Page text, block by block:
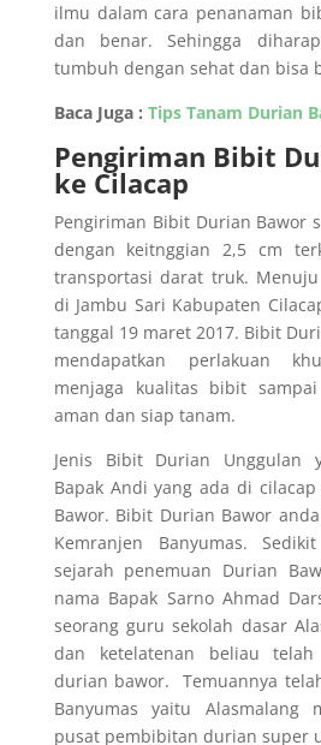
ilmu dalam cara penanaman
dan benar. Sehingga
tumbuh dengan sehat dan bisa
Baca Juga : Tips Tanam Durian
Pengiriman Bibit
ke Cilacap
Pengiriman Bibit Durian Bawor
dengan keitnggian 2,5 cm
transportasi darat truk.
di Jambu Sari Kabupaten
tanggal 19 maret 2017. Bibit
mendapatkan perlakuan
menjaga kualitas bibit
aman dan siap tanam.
Jenis Bibit Durian Unggulan
Bapak Andi yang ada di
Bawor. Bibit Durian Bawor
Kemranjen Banyumas.
sejarah penemuan Durian
nama Bapak Sarno Ahmad
seorang guru sekolah dasar
dan ketelatenan beliau
durian bawor. Temuannya
Banyumas yaitu Alasmalang
pusat pembibitan durian super